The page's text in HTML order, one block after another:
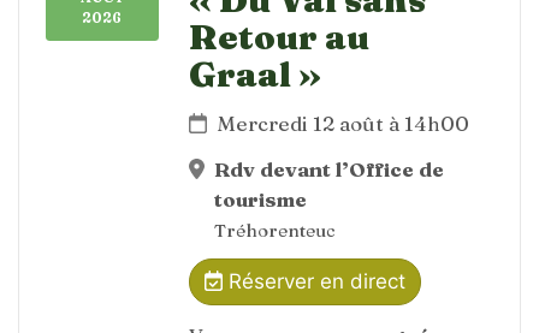
2026
Retour au
Graal »
Mercredi 12 août à 14h00
Rdv devant l’Office de
tourisme
Tréhorenteuc
Réserver en direct